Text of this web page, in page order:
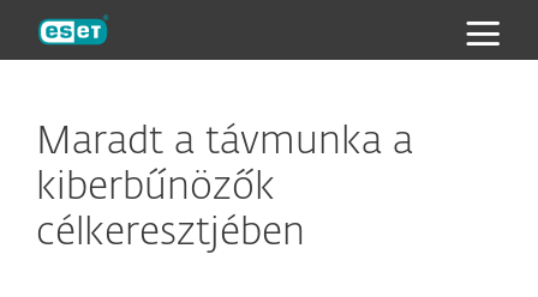
Maradt a távmunka a
kiberbűnözők
célkeresztjében
ESET